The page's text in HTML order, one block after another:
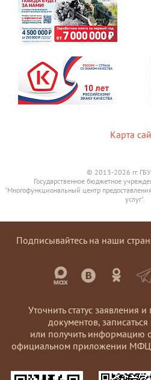
Карта
© 2013-2026 гг.
Государственное бюджетное
"Многофункциональный центр
услуг".
Подписывайтесь на наши
Уточнить статус заявления
документов,
или получить информацию
официальном приложении МФЦ